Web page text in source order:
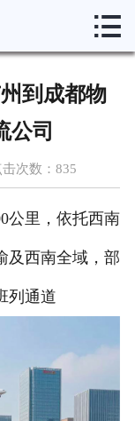
分类托运
物流资讯
物流博客
物流助手
联系我们
在线留言

到成都物
公司
次数： 835
公里，依托西南
及西南全域，部
列通道